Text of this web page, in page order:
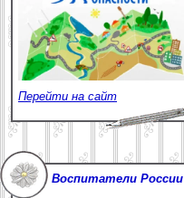
Перейти на сайт
Воспитатели России